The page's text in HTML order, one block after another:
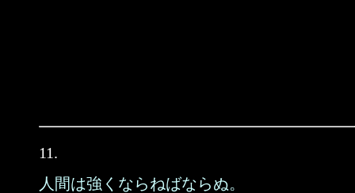
11.
人間は強くならねばならぬ。